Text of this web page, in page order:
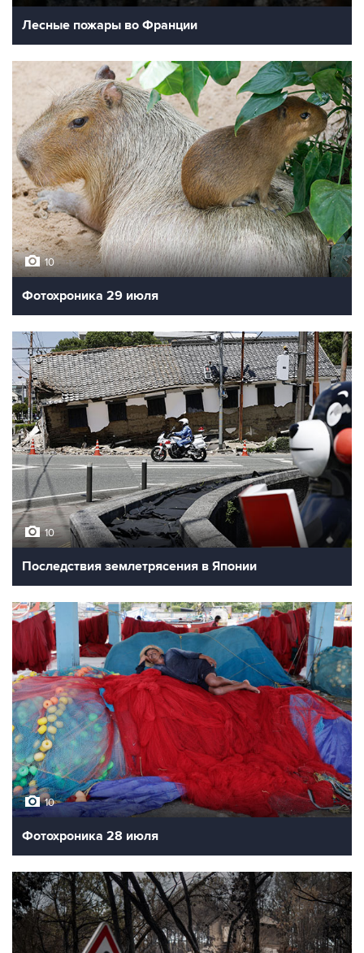
Лесные пожары во Франции
10
Фотохроника 29 июля
10
Последствия землетрясения в Японии
10
Фотохроника 28 июля